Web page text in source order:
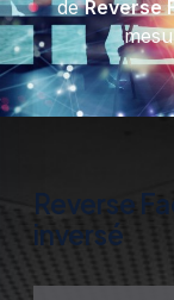
deReverse
Reverse
inversé